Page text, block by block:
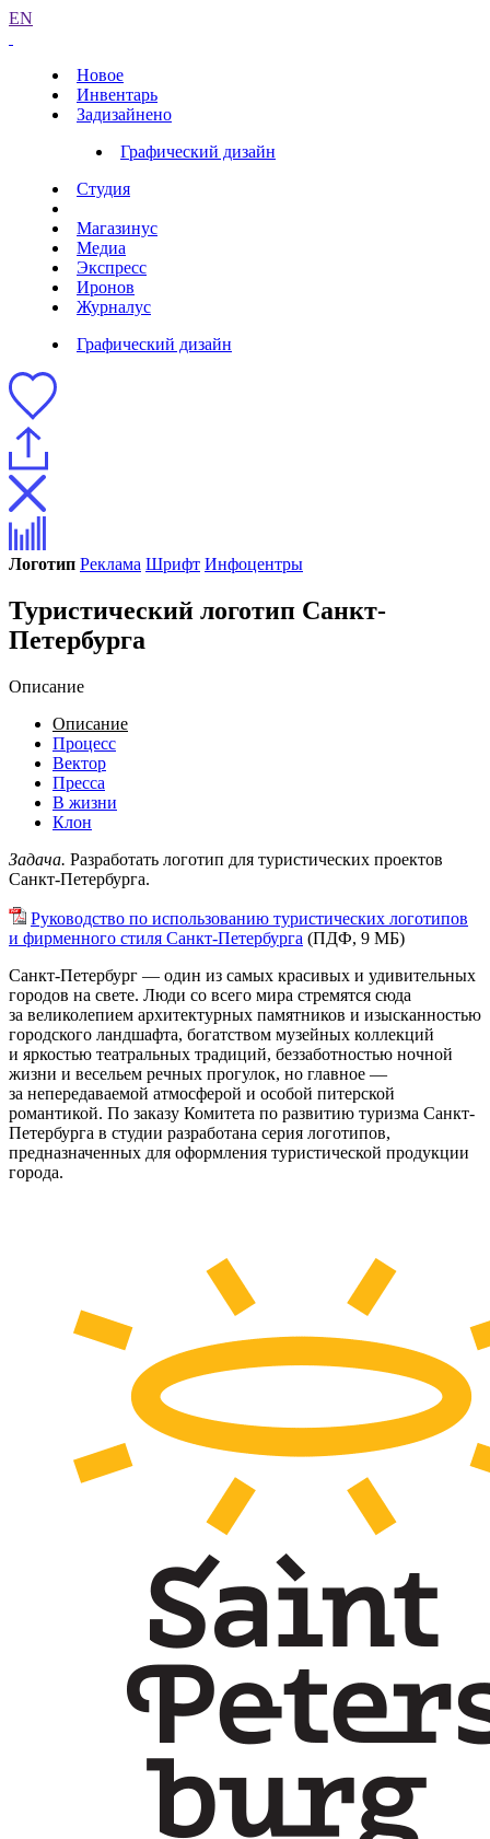
EN
Новое
Инвентарь
Задизайнено
Графический дизайн
Студия
Магазинус
Медиа
Экспресс
Иронов
Журналус
Графический дизайн
Логотип Реклама Шрифт Инфоцентры
Туристический логотип Санкт-
Петербурга
Описание
Описание
Процесс
Вектор
Пресса
В жизни
Клон
Задача. Разработать логотип для туристических проектов
Санкт-Петербурга.
Руководство по использованию туристических логотипов
и фирменного стиля Санкт-Петербурга (ПДФ, 9 МБ)
Санкт-Петербург — один из самых красивых и удивительных
городов на свете. Люди со всего мира стремятся сюда
за великолепием архитектурных памятников и изысканностью
городского ландшафта, богатством музейных коллекций
и яркостью театральных традиций, беззаботностью ночной
жизни и весельем речных прогулок, но главное —
за непередаваемой атмосферой и особой питерской
романтикой. По заказу Комитета по развитию туризма Санкт-
Петербурга в студии разработана серия логотипов,
предназначенных для оформления туристической продукции
города.